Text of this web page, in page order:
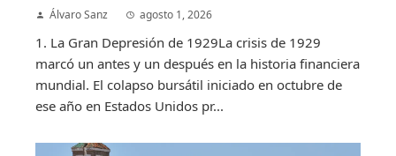
Álvaro Sanz agosto 1, 2026
1. La Gran Depresión de 1929La crisis de 1929
marcó un antes y un después en la historia financiera
mundial. El colapso bursátil iniciado en octubre de
ese año en Estados Unidos pr...